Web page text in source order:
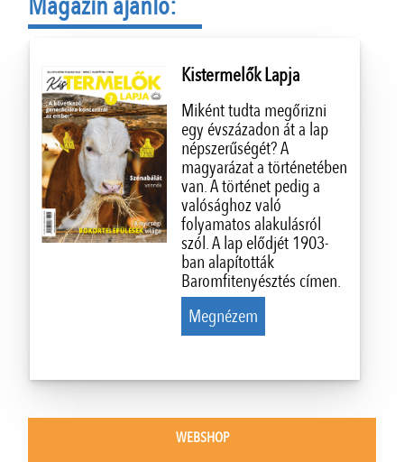
Kistermelők Lapja
Miként tudta megőrizni
egy évszázadon át a lap
népszerűségét? A
magyarázat a történetében
van. A történet pedig a
valósághoz való
folyamatos alakulásról
szól. A lap elődjét 1903-
ban alapították
Baromfitenyésztés címen.
Megnézem
WEBSHOP